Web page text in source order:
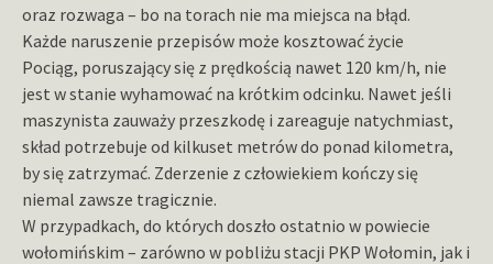
oraz rozwaga – bo na torach nie ma miejsca na błąd.
Każde naruszenie przepisów może kosztować życie
Pociąg, poruszający się z prędkością nawet 120 km/h, nie
jest w stanie wyhamować na krótkim odcinku. Nawet jeśli
maszynista zauważy przeszkodę i zareaguje natychmiast,
skład potrzebuje od kilkuset metrów do ponad kilometra,
by się zatrzymać. Zderzenie z człowiekiem kończy się
niemal zawsze tragicznie.
W przypadkach, do których doszło ostatnio w powiecie
wołomińskim – zarówno w pobliżu stacji PKP Wołomin, jak i